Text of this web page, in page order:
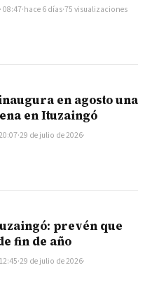
08:47·hace 6 días·75 visualizaciones
en agosto una
en Ituzaingó
·29 de julio de 2026·
prevén que
fin de año
·29 de julio de 2026·